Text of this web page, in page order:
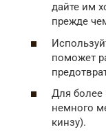
дайте им
прежде
поможет
Для более
немного
кинзу).